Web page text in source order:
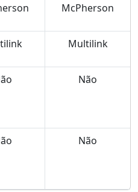
McPherson
Multilink
Não
Não